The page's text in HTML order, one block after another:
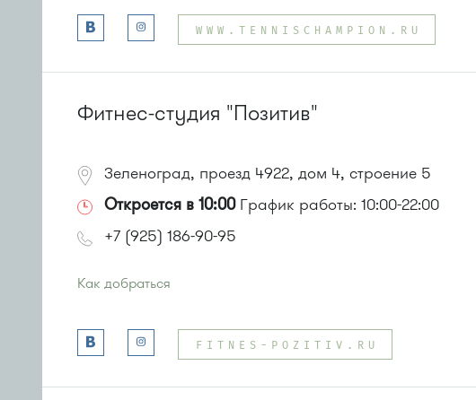
Автобусы № 1, 2, 6, 7, 10, 19.
Маршрутка № 419м, 720м, 903
Автобус 31
WWW.TENNISCHAMPION.RU
Фитнес-студия "Позитив"
Зеленоград, проезд 4922, дом 4, строение 5
Откроется в 10:00График работы: 10:00-22:00
+7 (925) 186-90-95
Как добраться
Автобус 31
или до остановки
"Южная промзона":
FITNES-POZITIV.RU